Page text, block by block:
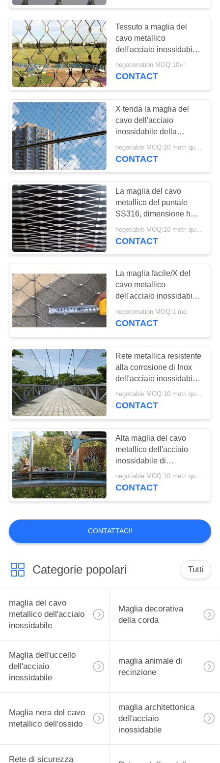
Tenda della catena
dello schermo della
mosca
drappi della bobina
del metallo
33
tessuto di maglia
metallico
Tessuto a maglia del
cavo metallico
dell'acciaio inossidabile
di forma del diamante
per le gabbie/reticolato
negotionation MOQ:10㎡
CONTACT
X tenda la maglia del
cavo dell'acciaio
inossidabile della
flessione che cattura con
la rete la superficie
CONTACT
La maglia del cavo
metallico del puntale
SS316, dimensione ha
personalizzato la maglia
della corda dell'acciaio
CONTACT
La maglia facile/X del
cavo metallico
dell'acciaio inossidabile
dell'installazione tende
la maglia per
negotionation MOQ:1 mq
CONTACT
Rete metallica resistente
alla corrosione di Inox
dell'acciaio inossidabile
della maglia
multifunzionale del cavo
negotiable MOQ:10 metri quadrati
CONTACT
Alta maglia del cavo
metallico dell'acciaio
inossidabile di
durevolezza per
l'incrocio del grande
negotiable MOQ:10 metri quadrati
CONTACT
CONTATTACI!
Categorie popolari Tutti
maglia del cavo
metallico dell'acciaio
inossidabile
Maglia decorativa
della corda
Maglia dell'uccello
dell'acciaio
inossidabile
maglia animale di
recinzione
Maglia nera del cavo
metallico dell'ossido
maglia architettonica
dell'acciaio
inossidabile
Rete di sicurezza